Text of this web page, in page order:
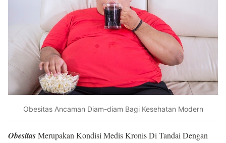
Obesitas Ancaman Diam-diam Bagi Kesehatan Modern
ObesitasMerupakan Kondisi Medis Kronis Di Tandai Dengan